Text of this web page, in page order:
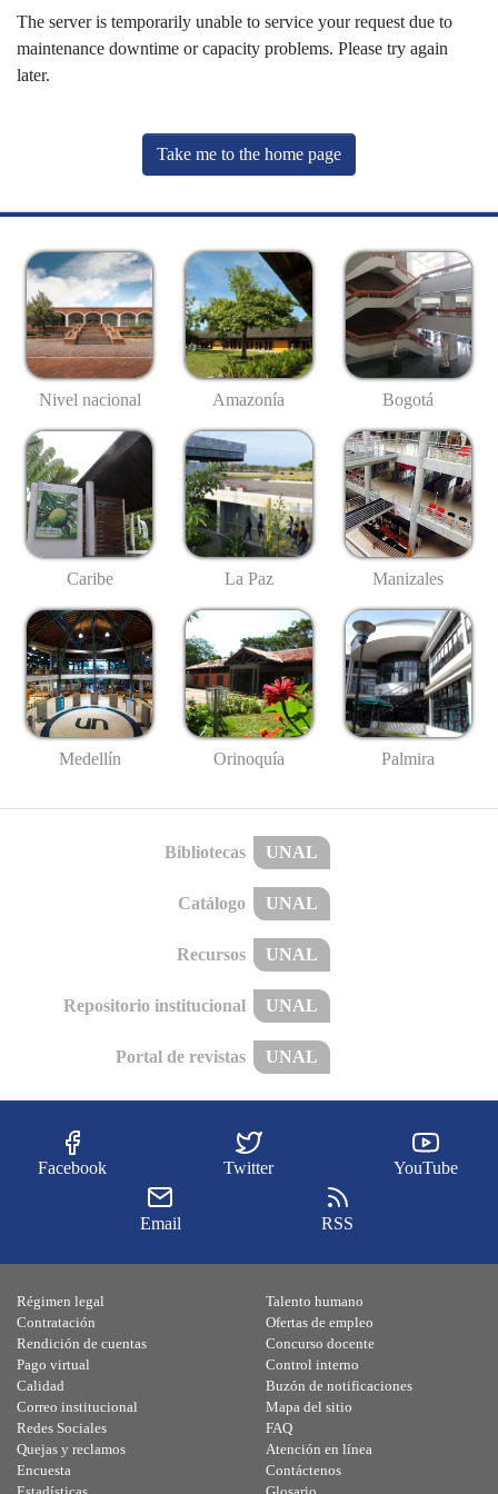
The server is temporarily unable to service your request due to
maintenance downtime or capacity problems. Please try again
later.
Take me to the home page
Nivel nacional Amazonía Bogotá
Caribe La Paz Manizales
Medellín Orinoquía Palmira
Bibliotecas UNAL
Catálogo UNAL
Recursos UNAL
Repositorio institucional UNAL
Portal de revistas UNAL
Facebook Twitter YouTube
Email RSS
Régimen legal
Contratación
Rendición de cuentas
Pago virtual
Calidad
Talento humano
Ofertas de empleo
Concurso docente
Control interno
Buzón de notificaciones
Correo institucional
Redes Sociales
Quejas y reclamos
Encuesta
Mapa del sitio
FAQ
Atención en línea
Contáctenos